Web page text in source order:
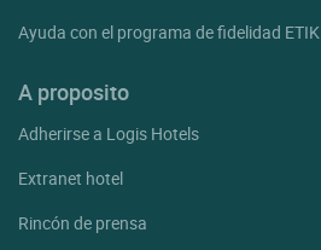
Ayuda con el programa de fidelidad ETIK
A proposito
Adherirse a Logis Hotels
Extranet hotel
Rincón de prensa